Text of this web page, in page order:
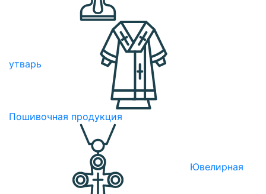
утварь
Пошивочная продукция
Ювелирная